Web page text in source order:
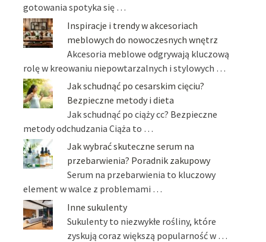
gotowania spotyka się …
Inspiracje i trendy w akcesoriach
meblowych do nowoczesnych wnętrz
Akcesoria meblowe odgrywają kluczową
rolę w kreowaniu niepowtarzalnych i stylowych …
Jak schudnąć po cesarskim cięciu?
Bezpieczne metody i dieta
Jak schudnąć po ciąży cc? Bezpieczne
metody odchudzania Ciąża to …
Jak wybrać skuteczne serum na
przebarwienia? Poradnik zakupowy
Serum na przebarwienia to kluczowy
element w walce z problemami …
Inne sukulenty
Sukulenty to niezwykłe rośliny, które
zyskują coraz większą popularność w …